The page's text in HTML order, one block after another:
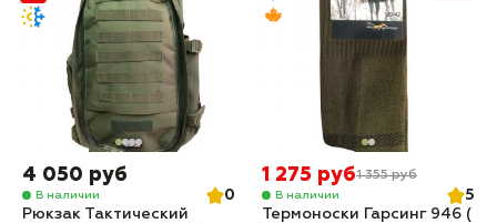
4 050 руб
В наличии
0
Рюкзак Тактический
1 275 руб1 355 руб
В наличии
5
Термоноски Гарсинг 946 (